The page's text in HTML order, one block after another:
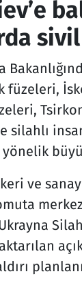
füzeleri,
silahlı
ve
aktarılan